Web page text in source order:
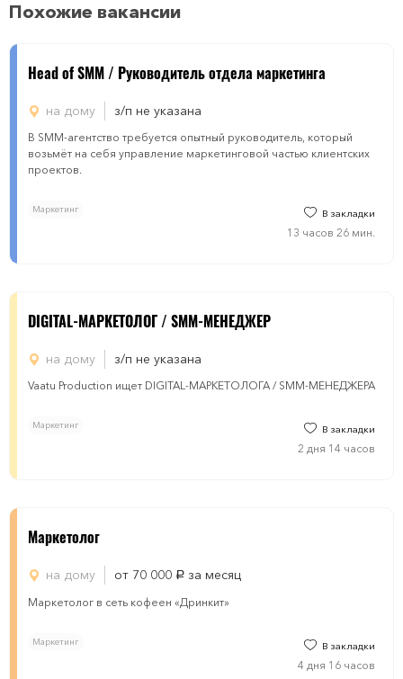
Похожие вакансии
Head of SMM / Руководитель отдела маркетинга
на дому з/п не указана
В SMM-агентство требуется опытный руководитель, который
возьмёт на себя управление маркетинговой частью клиентских
проектов.
Маркетинг В закладки
13 часов 26 мин.
DIGITAL-МАРКЕТОЛОГ / SMM-МЕНЕДЖЕР
на дому з/п не указана
Vaatu Production ищет DIGITAL-МАРКЕТОЛОГА / SMM-МЕНЕДЖЕРА
Маркетинг В закладки
2 дня 14 часов
Маркетолог
на дому от 70 000 руб. за месяц
Маркетолог в сеть кофеен «Дринкит»
Маркетинг В закладки
4 дня 16 часов